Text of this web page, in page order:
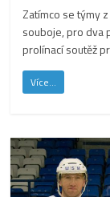
Zatímco se týmy
souboje, pro dva
prolínací soutěž
Více...